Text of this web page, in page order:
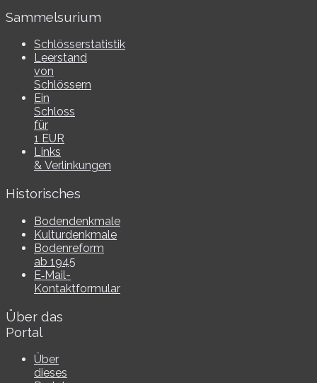
Sammelsurium
Schlösserstatistik
Leerstand
von
Schlössern
Ein
Schloss
für
1 EUR
Links
& Verlinkungen
Historisches
Bodendenkmale
Kulturdenkmale
Bodenreform
ab 1945
E‑Mail-​​
Kontaktformular
Über das
Portal
Über
dieses